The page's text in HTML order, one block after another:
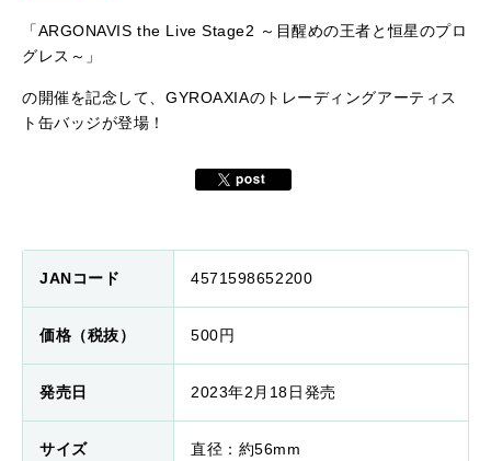
「ARGONAVIS the Live Stage2 ～目醒めの王者と恒星のプロ
グレス～」
の開催を記念して、GYROAXIAのトレーディングアーティス
ト缶バッジが登場！
JANコード 4571598652200
価格（税抜） 500円
発売日 2023年2月18日発売
サイズ 直径：約56mm